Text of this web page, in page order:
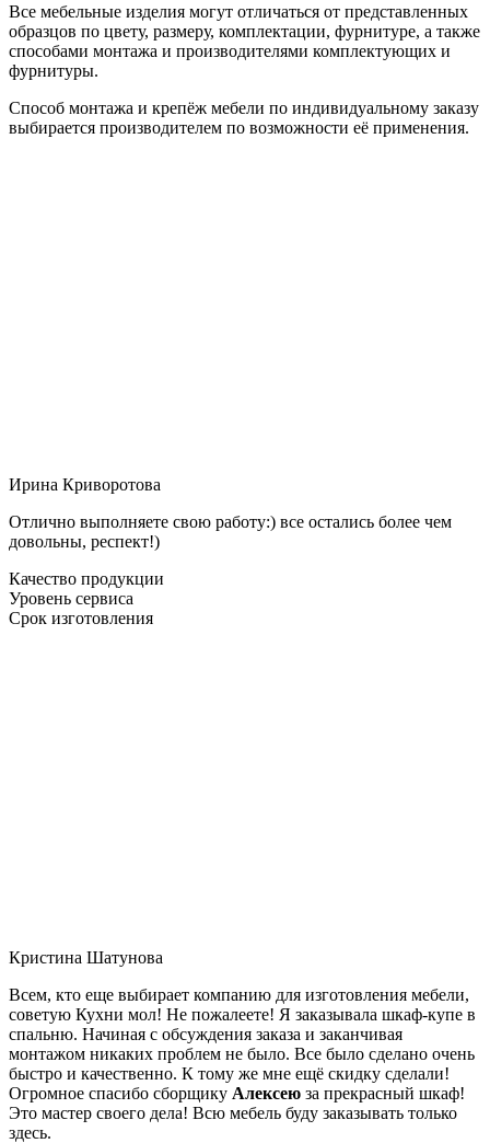
Все мебельные изделия могут отличаться от представленных
образцов по цвету, размеру, комплектации, фурнитуре, а также
способами монтажа и производителями комплектующих и
фурнитуры.
Способ монтажа и крепёж мебели по индивидуальному заказу
выбирается производителем по возможности её применения.
Ирина Криворотова
Отлично выполняете свою работу:) все остались более чем
довольны, респект!)
Качество продукции
Уровень сервиса
Срок изготовления
Кристина Шатунова
Всем, кто еще выбирает компанию для изготовления мебели,
советую Кухни мол! Не пожалеете! Я заказывала шкаф-купе в
спальню. Начиная с обсуждения заказа и заканчивая
монтажом никаких проблем не было. Все было сделано очень
быстро и качественно. К тому же мне ещё скидку сделали!
Огромное спасибо сборщику Алексею за прекрасный шкаф!
Это мастер своего дела! Всю мебель буду заказывать только
здесь.